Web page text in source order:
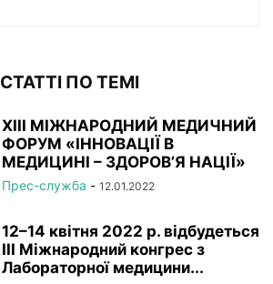
СТАТТІ ПО ТЕМІ
XIІI МІЖНАРОДНИЙ МЕДИЧНИЙ
ФОРУМ «ІННОВАЦІЇ В
МЕДИЦИНІ – ЗДОРОВ’Я НАЦІЇ»
Прес-служба - 12.01.2022
12–14 квітня 2022 р. відбудеться
ІІІ Міжнародний конгрес з
Лабораторної медицини...